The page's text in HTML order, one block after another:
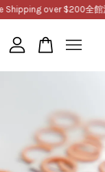
over $200全館
空的。